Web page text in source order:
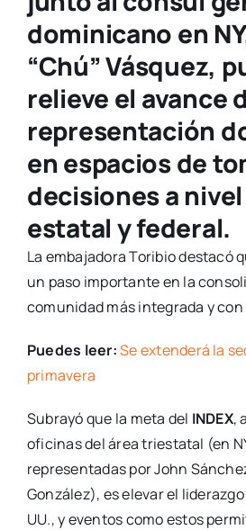
dominicano en
“Chú” Vásquez,
relieve el avance
representación
en espacios de
decisiones a
estatal y federal.
La embajadora Toribio destacó
un paso importante en la
comunidad más integrada y
Puedes leer:Se extenderá la
primavera
Subrayó que la meta del INDEX,
oficinas del área triestatal (en
representadas por John
González), es elevar el
UU., y eventos como estos